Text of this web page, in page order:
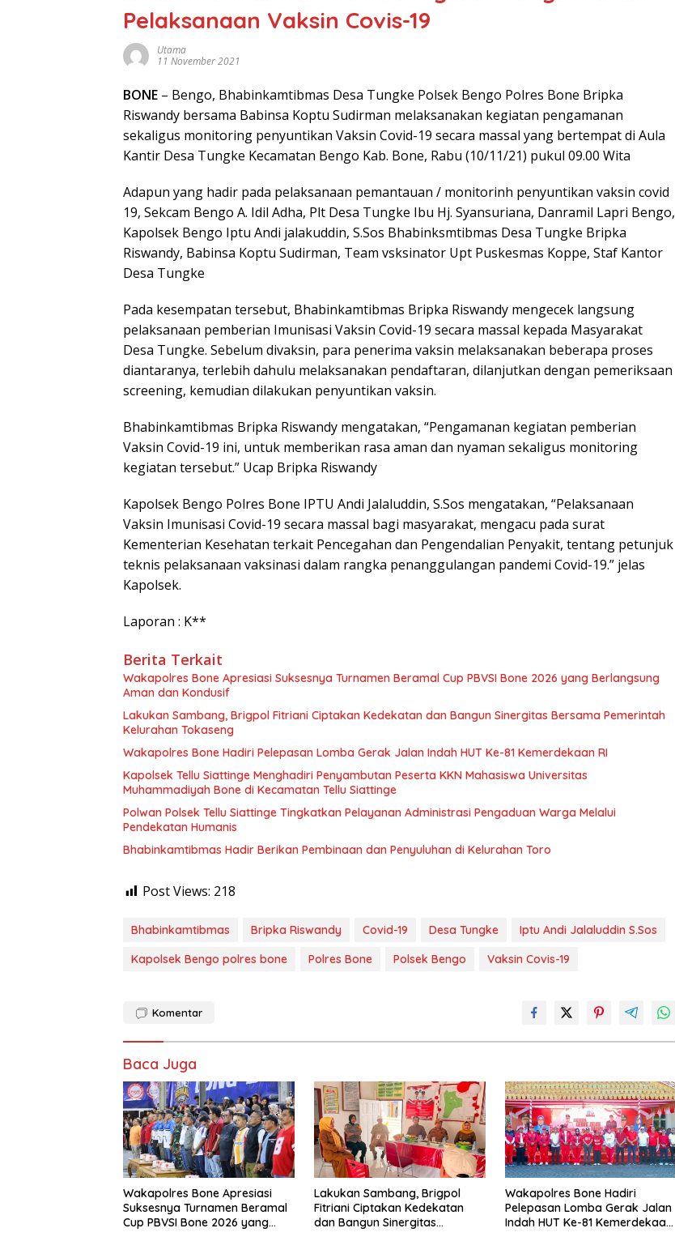
Pelaksanaan Vaksin Covis-19
Utama
11 November 2021
BONE – Bengo, Bhabinkamtibmas Desa Tungke Polsek Bengo Polres Bone Bripka
Riswandy bersama Babinsa Koptu Sudirman melaksanakan kegiatan pengamanan
sekaligus monitoring penyuntikan Vaksin Covid-19 secara massal yang bertempat di Aula
Kantir Desa Tungke Kecamatan Bengo Kab. Bone, Rabu (10/11/21) pukul 09.00 Wita
Adapun yang hadir pada pelaksanaan pemantauan / monitorinh penyuntikan vaksin covid
19, Sekcam Bengo A. Idil Adha, Plt Desa Tungke Ibu Hj. Syansuriana, Danramil Lapri Bengo,
Kapolsek Bengo Iptu Andi jalakuddin, S.Sos Bhabinksmtibmas Desa Tungke Bripka
Riswandy, Babinsa Koptu Sudirman, Team vsksinator Upt Puskesmas Koppe, Staf Kantor
Desa Tungke
Pada kesempatan tersebut, Bhabinkamtibmas Bripka Riswandy mengecek langsung
pelaksanaan pemberian Imunisasi Vaksin Covid-19 secara massal kepada Masyarakat
Desa Tungke. Sebelum divaksin, para penerima vaksin melaksanakan beberapa proses
diantaranya, terlebih dahulu melaksanakan pendaftaran, dilanjutkan dengan pemeriksaan
screening, kemudian dilakukan penyuntikan vaksin.
Bhabinkamtibmas Bripka Riswandy mengatakan, “Pengamanan kegiatan pemberian
Vaksin Covid-19 ini, untuk memberikan rasa aman dan nyaman sekaligus monitoring
kegiatan tersebut.” Ucap Bripka Riswandy
Kapolsek Bengo Polres Bone IPTU Andi Jalaluddin, S.Sos mengatakan, “Pelaksanaan
Vaksin Imunisasi Covid-19 secara massal bagi masyarakat, mengacu pada surat
Kementerian Kesehatan terkait Pencegahan dan Pengendalian Penyakit, tentang petunjuk
teknis pelaksanaan vaksinasi dalam rangka penanggulangan pandemi Covid-19.” jelas
Kapolsek.
Laporan : K**
Berita Terkait
Wakapolres Bone Apresiasi Suksesnya Turnamen Beramal Cup PBVSI Bone 2026 yang Berlangsung
Aman dan Kondusif
Lakukan Sambang, Brigpol Fitriani Ciptakan Kedekatan dan Bangun Sinergitas Bersama Pemerintah
Kelurahan Tokaseng
Wakapolres Bone Hadiri Pelepasan Lomba Gerak Jalan Indah HUT Ke-81 Kemerdekaan RI
Kapolsek Tellu Siattinge Menghadiri Penyambutan Peserta KKN Mahasiswa Universitas
Muhammadiyah Bone di Kecamatan Tellu Siattinge
Polwan Polsek Tellu Siattinge Tingkatkan Pelayanan Administrasi Pengaduan Warga Melalui
Pendekatan Humanis
Bhabinkamtibmas Hadir Berikan Pembinaan dan Penyuluhan di Kelurahan Toro
Post Views: 218
Bhabinkamtibmas Bripka Riswandy Covid-19 Desa Tungke
Iptu Andi Jalaluddin S.Sos
Kapolsek Bengo polres bone
Polres Bone Polsek Bengo Vaksin Covis-19
Komentar
Baca Juga
Wakapolres Bone Apresiasi
Suksesnya Turnamen Beramal
Cup PBVSI Bone 2026 yang
Lakukan Sambang, Brigpol
Fitriani Ciptakan Kedekatan
dan Bangun Sinergitas
Wakapolres Bone Hadiri
Pelepasan Lomba Gerak Jalan
Indah HUT Ke-81 Kemerdekaan